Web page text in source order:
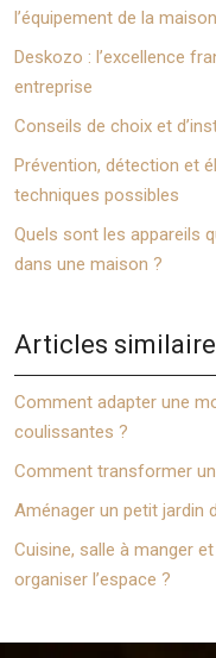
l’équipement de la
Deskozo : l’excellence
entreprise
Conseils de choix et
Prévention, détection et
techniques possibles
Quels sont les appareils
dans une maison ?
Articles
Comment adapter une
coulissantes ?
Comment transformer
Aménager un petit jardin
Cuisine, salle à manger
organiser l’espace ?